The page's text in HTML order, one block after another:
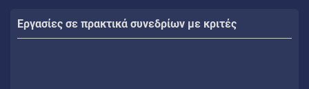
Εργασίες σε πρακτικά συνεδρίων με κριτές